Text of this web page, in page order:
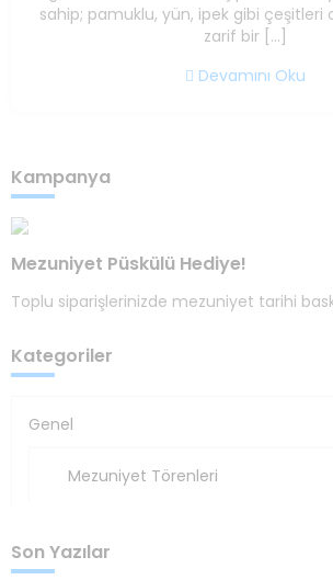
sahip; pamuklu, yün, ipek gibi çeşitleri
zarif bir […]
Devamını Oku
Kampanya
Mezuniyet Püskülü Hediye!
Toplu siparişlerinizde mezuniyet tarihi
Kategoriler
Genel
Mezuniyet Törenleri
Son Yazılar